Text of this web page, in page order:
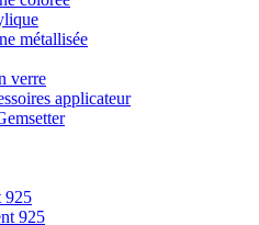
métallisée
verre
applicateur
925
925